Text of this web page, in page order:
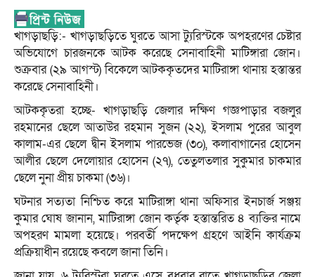
খাগড়াছ‌ড়ি‌:- খাগড়াছ‌ড়ি‌তে ঘুরতে আসা ট্যুরিস্টকে অপহরণের চেষ্টার
অ‌ভি‌যোগে চারজনকে আটক ক‌রে‌ছে সেনাবা‌হিনী মা‌টিঙ্গারা জোন।
শুক্রবার (২৯ আগস্ট) বিকেলে আটককৃতদের মাটিরাঙ্গা থানায় হস্তান্তর
করেছে সেনাবাহিনী।
আটককৃতরা হচ্ছে- খাগড়াছড়ি জেলার দক্ষিণ গজ্ঞপাড়ার বজলুর
রহমানের ছেলে আতাউর রহমান সুজন (২২), ইসলাম পুরের আবুল
কালাম-এর ছেলে দ্বীন ইসলাম পারভেজ (৩০), কলাবাগানের হোসেন
আলীর ছেলে দেলোয়ার হোসেন (২৭), তেতুলতলার সুকুমার চাকমার
ছেলে নুনা প্রীয় চাকমা (৩৬)।
ঘটনার সত্যতা নিশ্চিত করে মা‌টিরাঙ্গা থানা অফিসার ইনচার্জ সঞ্জয়
কুমার ঘোষ জানান, মাটিরাঙ্গা জোন কর্তৃক হস্তা‌ন্তরিত ৪ ব্যক্তির না‌মে
অপহরণ মামলা হ‌য়ে‌ছে। পরবর্তী পদ‌ক্ষেপ গ্রহ‌ণে আই‌নি কার্যক্রম
প্রক্রিয়া‌ধীন র‌য়ে‌ছে কবলে জানা তি‌নি।